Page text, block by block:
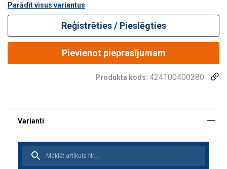
Parādīt visus variantus
Reģistrēties / Pieslēgties
Pievienot pieprasījumam
Produkta kods: 424100400280